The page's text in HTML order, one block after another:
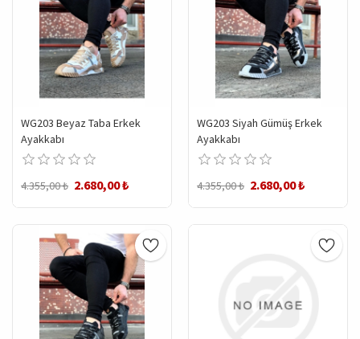
WG203 Beyaz Taba Erkek
Ayakkabı
4.355,00 ₺ 2.680,00 ₺
WG203 Siyah Gümüş Erkek
Ayakkabı
4.355,00 ₺ 2.680,00 ₺